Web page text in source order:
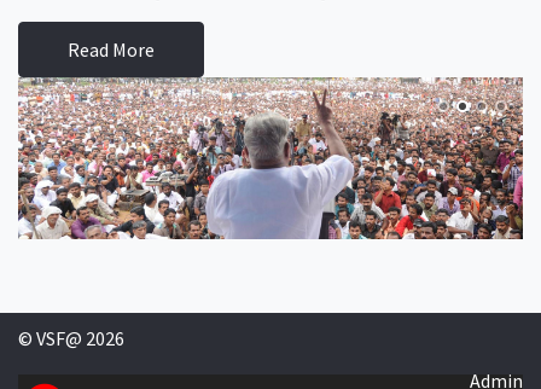
Read More
© VSF@ 2026
Admin